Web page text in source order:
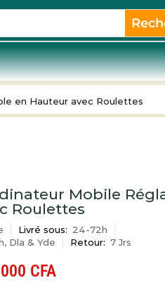
en Hauteur avec Roulettes
Mobile
Roulettes
Livré sous: 24-72h
Dla & Yde Retour: 7 Jrs
CFA